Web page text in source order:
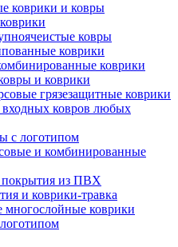
коврики и ковры
ковры
коврики
коврики
и коврики
грязезащитные коврики
входных ковров любых
с логотипом
и комбинированные
покрытия из ПВХ
и коврики-травка
многослойные коврики